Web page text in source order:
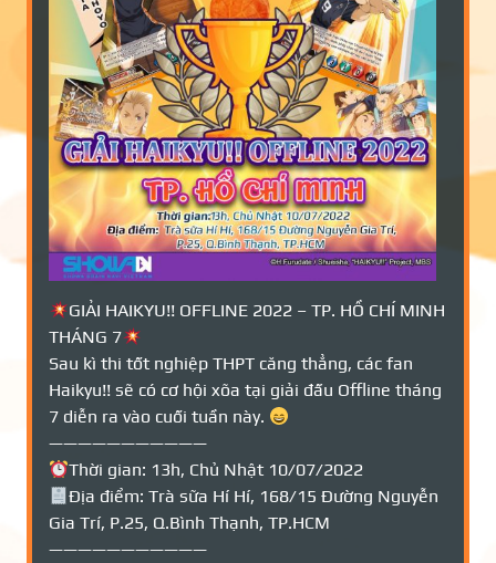
GIẢI HAIKYU!! OFFLINE 2022 – TP. HỒ CHÍ MINH
THÁNG 7
Sau kì thi tốt nghiệp THPT căng thẳng, các fan
Haikyu!! sẽ có cơ hội xõa tại giải đấu Offline tháng
7 diễn ra vào cuối tuần này.
———————————
Thời gian: 13h, Chủ Nhật 10/07/2022
Địa điểm: Trà sữa Hí Hí, 168/15 Đường Nguyễn
Gia Trí, P.25, Q.Bình Thạnh, TP.HCM
———————————